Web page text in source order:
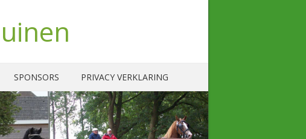
SPONSORS PRIVACY VERKLARING